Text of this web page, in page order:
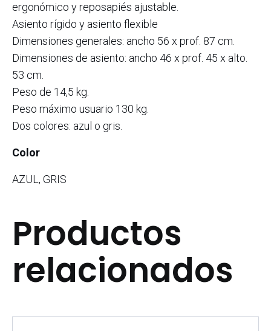
ergonómico y reposapiés ajustable.
Asiento rígido y asiento flexible
Dimensiones generales: ancho 56 x prof. 87 cm.
Dimensiones de asiento: ancho 46 x prof. 45 x alto.
53 cm.
Peso de 14,5 kg.
Peso máximo usuario 130 kg.
Dos colores: azul o gris.
Color
AZUL, GRIS
Productos
relacionados